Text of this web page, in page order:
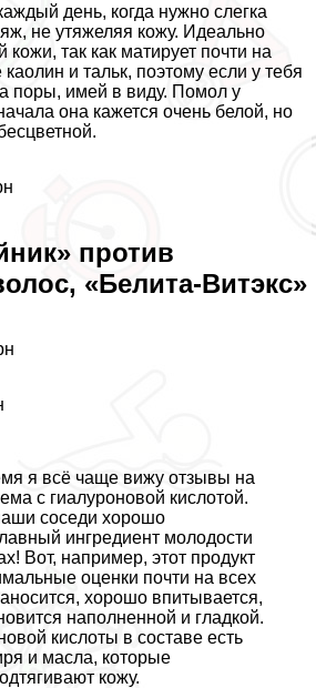
день, когда нужно слегка
не утяжеляя кожу. Идеально
так как матирует почти на
и тальк, поэтому если у тебя
поры, имей в виду. Помол у
она кажется очень белой, но
против
«Белита-Витэкс»
я всё чаще вижу отзывы на
с гиалуроновой кислотой.
соседи хорошо
ингредиент молодости
Вот, например, этот продукт
оценки почти на всех
хорошо впитывается,
наполненной и гладкой.
кислоты в составе есть
и масла, которые
кожу.